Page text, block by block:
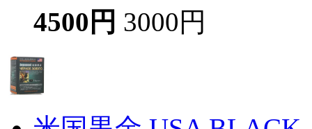
4500円 3000円